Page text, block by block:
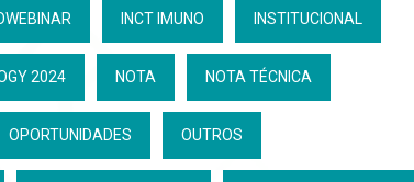
INCT IMUNO INSTITUCIONAL
2024 NOTA NOTA TÉCNICA
OPORTUNIDADES OUTROS